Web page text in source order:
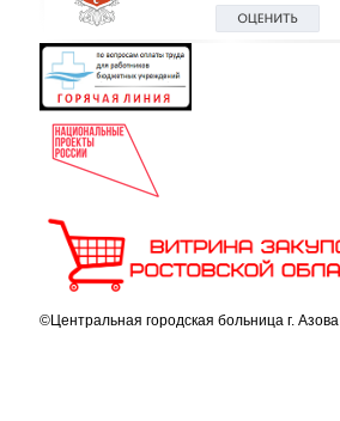
©Центральная городская больница г. Азова